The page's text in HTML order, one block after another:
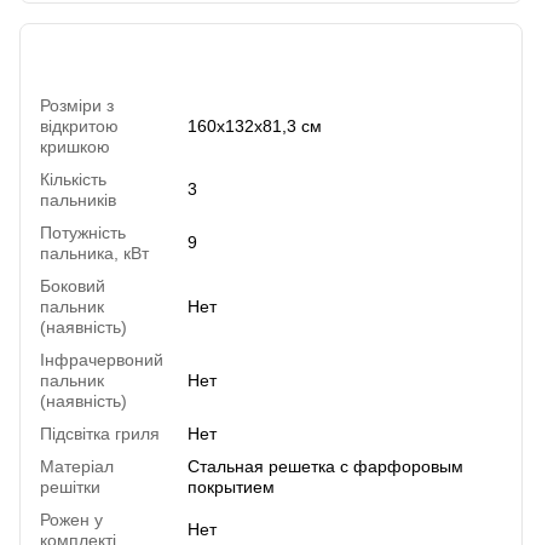
Розміри з
відкритою
кришкою
160х132х81,3 см
Кількість
пальників
3
Потужність
пальника, кВт
9
Боковий
пальник
(наявність)
Нет
Інфрачервоний
пальник
(наявність)
Нет
Підсвітка гриля
Нет
Матеріал
решітки
Стальная решетка с фарфоровым
покрытием
Рожен у
комплекті
Нет